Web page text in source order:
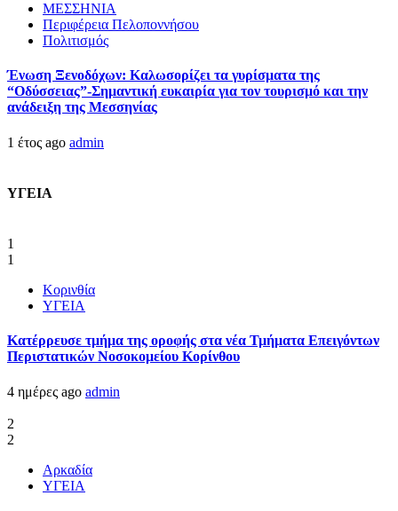
ΜΕΣΣΗΝΙΑ
Περιφέρεια Πελοποννήσου
Πολιτισμός
Ένωση Ξενοδόχων: Καλωσορίζει τα γυρίσματα της
“Οδύσσειας”-Σημαντική ευκαιρία για τον τουρισμό και την
ανάδειξη της Μεσσηνίας
1 έτος ago admin
ΥΓΕΙΑ
1
1
Κορινθία
ΥΓΕΙΑ
Kατέρρευσε τμήμα της οροφής στα νέα Τμήματα Επειγόντων
Περιστατικών Νοσοκομείου Κορίνθου
4 ημέρες ago admin
2
2
Αρκαδία
ΥΓΕΙΑ